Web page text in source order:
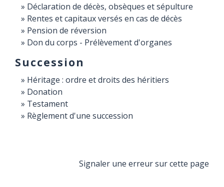
Déclaration de décès, obsèques et sépulture
Rentes et capitaux versés en cas de décès
Pension de réversion
Don du corps - Prélèvement d'organes
Succession
Héritage : ordre et droits des héritiers
Donation
Testament
Règlement d'une succession
Signaler une erreur sur cette page